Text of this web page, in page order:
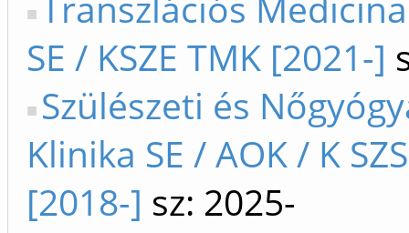
SE / KSZE TMK [2021-]
Szülészeti és
Klinika SE / AOK / K
[2018-] sz: 2025-